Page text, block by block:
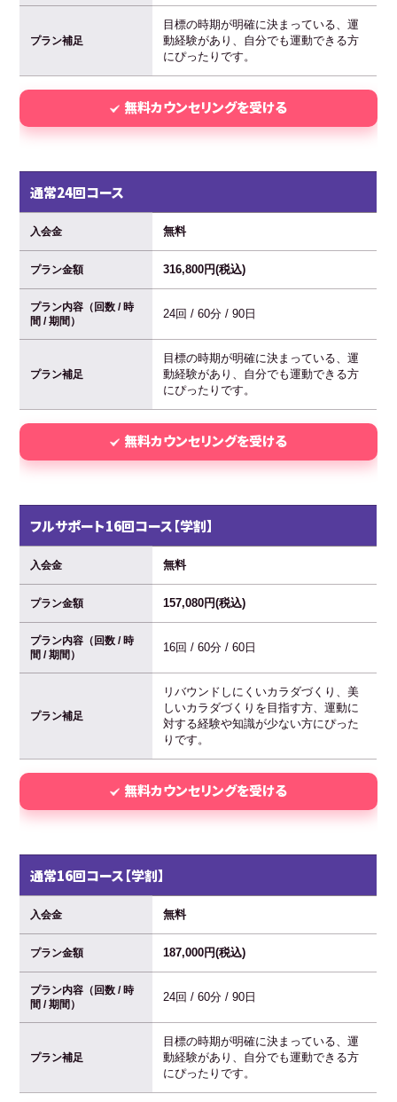
プラン補足
目標の時期が明確に決まっている、運
動経験があり、自分でも運動できる方
にぴったりです。
無料カウンセリングを受ける
通常24回コース
入会金 無料
プラン金額 316,800円(税込)
プラン内容（回数 / 時
間 / 期間）
24回 / 60分 / 90日
プラン補足
目標の時期が明確に決まっている、運
動経験があり、自分でも運動できる方
にぴったりです。
無料カウンセリングを受ける
フルサポート16回コース【学割】
入会金 無料
プラン金額 157,080円(税込)
プラン内容（回数 / 時
間 / 期間）
16回 / 60分 / 60日
プラン補足
リバウンドしにくいカラダづくり、美
しいカラダづくりを目指す方、運動に
対する経験や知識が少ない方にぴった
りです。
無料カウンセリングを受ける
通常16回コース【学割】
入会金 無料
プラン金額 187,000円(税込)
プラン内容（回数 / 時
間 / 期間）
24回 / 60分 / 90日
プラン補足
目標の時期が明確に決まっている、運
動経験があり、自分でも運動できる方
にぴったりです。